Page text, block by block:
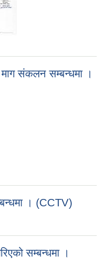
संकलन सम्बन्धमा ।
। (CCTV)
सम्बन्धमा ।